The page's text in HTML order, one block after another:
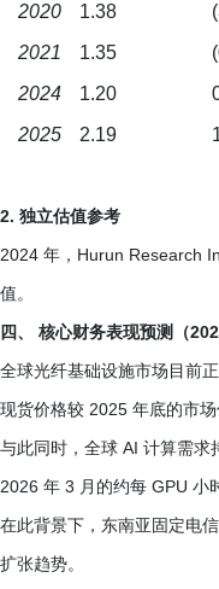
2020
1.38
2021
1.35
2024
1.20
2025
2.19
2. 独立估值参考
2024 年，Hurun Research
值。
四、 核心财务表现预测（
全球光纤基础设施市场目前
现货价格较 2025 年底的市
与此同时，全球 AI 计算需
2026 年 3 月的约每 GPU 小
在此背景下，东南亚固定电
扩张趋势。